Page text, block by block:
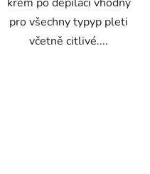
pro všechny typyp pleti
včetně citlivé....